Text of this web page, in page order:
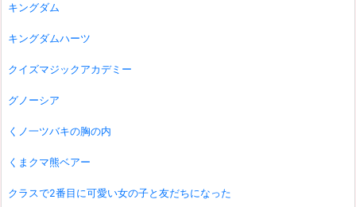
キングダム
キングダムハーツ
クイズマジックアカデミー
グノーシア
くノ一ツバキの胸の内
くまクマ熊ベアー
クラスで2番目に可愛い女の子と友だちになった